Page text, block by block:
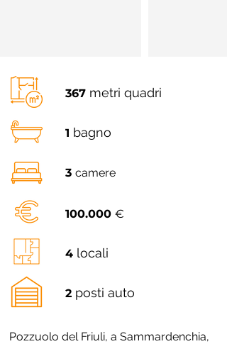
367 metri quadri
1 bagno
3 camere
100.000 €
4 locali
2 posti auto
Pozzuolo del Friuli, a Sammardenchia,